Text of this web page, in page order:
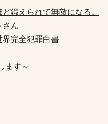
鍛えられて無敵になる。
さん
完全犯罪白書
ます～